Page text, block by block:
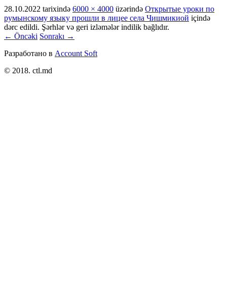
28.10.2022 tarixində 6000 × 4000 üzərində Открытые уроки по
румынскому языку прошли в лицее села Чишмикиой içində
dərc edildi. Şərhlər və geri izləmələr indilik bağlıdır.
← Öncəki Sonrakı →
Разработано в Account Soft
© 2018. ctl.md